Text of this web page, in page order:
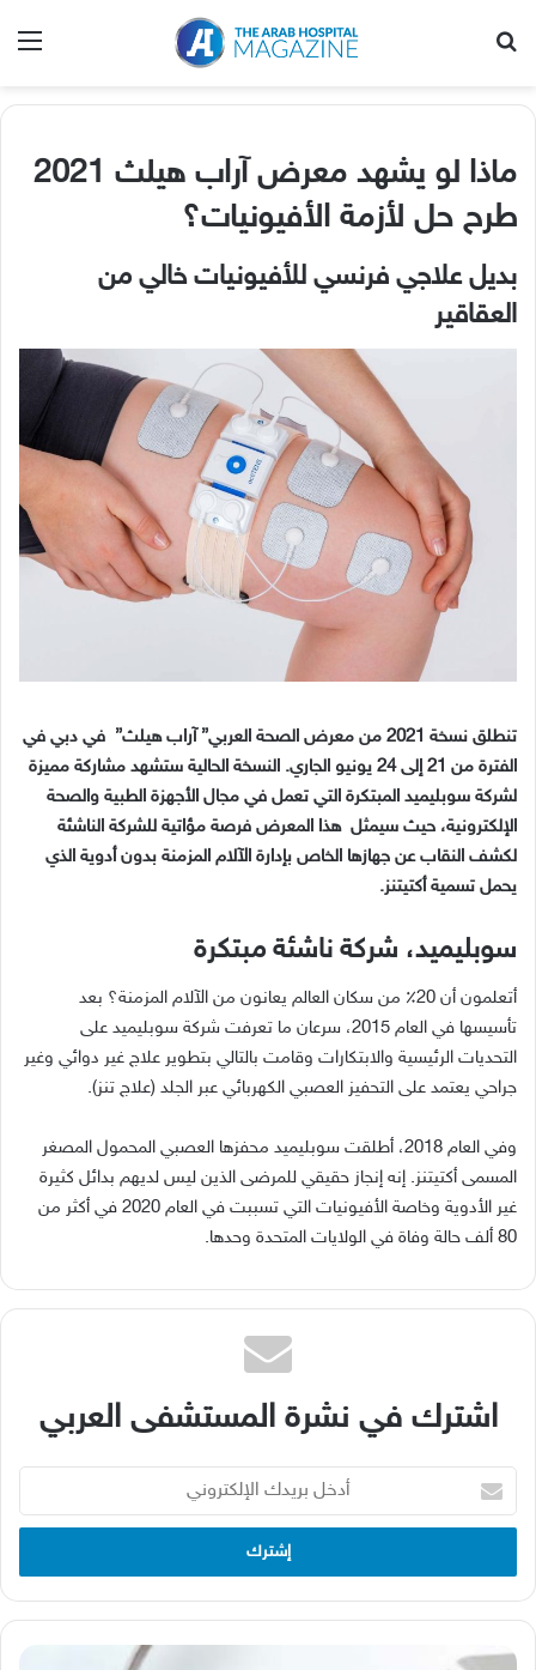
ماذا لو يشهد معرض آراب هيلث
طرح حل لأزمة الأفيونيات؟
بديل علاجي فرنسي للأفيونيات خالي من
العقاقير
تنطلق نسخة من معرض الصحة العربي” آراب هيلث” في دبي في
الفترة من
إلى24 يونيو الجاري. النسخة الحالية ستشهد مشاركة مميزة
لشركة سوبليميد المبتكرة التي تعمل في مجال الأجهزة الطبية والصحة
الإلكترونية، حيث سيمثل هذا المعرض فرصة مؤاتية للشركة الناشئة
لكشف النقاب عن جهازها الخاص بإدارة الآلام المزمنة بدون أدوية الذي
يحمل تسمية أكتيتنز.
سوبليميد، شركة ناشئة مبتكرة
أتعلمون أن
٪ من سكان العالم يعانون من الآلام المزمنة؟ بعد
تأسيسها في العام
، سرعان ما تعرفت شركة سوبليميد على
التحديات الرئيسية والابتكارات وقامت بالتالي بتطوير علاج غير دوائي وغير
جراحي يعتمد على التحفيز العصبي الكهربائي عبر الجلد (علاج تنز).
وفي العام
، أطلقت سوبليميد محفزها العصبي المحمول المصغر
المسمى أكتيتنز. إنه إنجاز حقيقي للمرضى الذين ليس لديهم بدائل كثيرة
غير الأدوية وخاصة الأفيونيات التي تسببت في العام
في أكثر من
80 ألف حالة وفاة في الولايات المتحدة وحدها.
اشترك في نشرة المستشفى العربي
بريدك
الإلكتروني
أخصائي